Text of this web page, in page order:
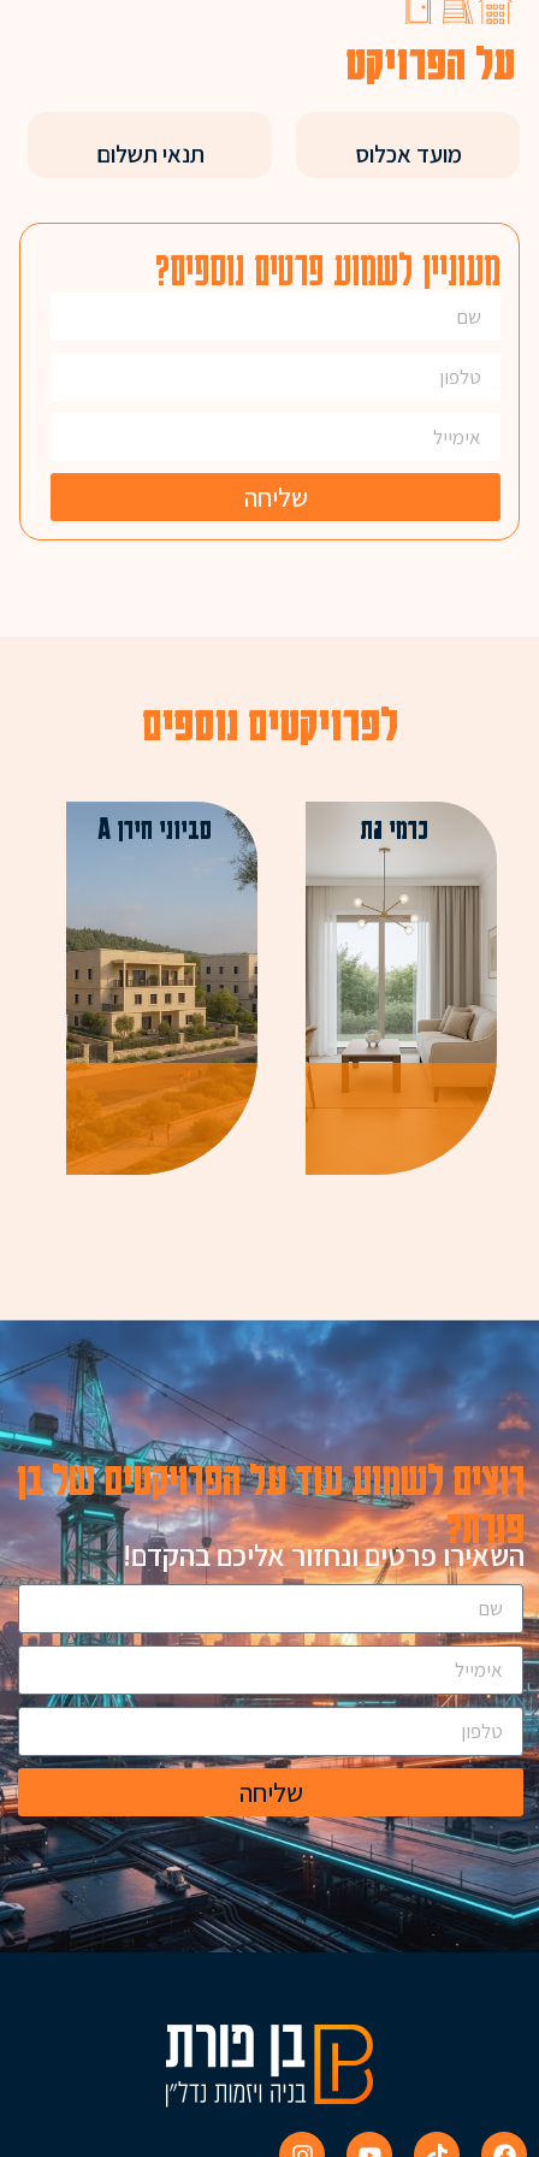
על הפרויקט
מועד אכלוס תנאי תשלום
מעוניין לשמוע פרטים נוספים?
שליחה
לפרויקטים נוספים
כרמי גת סביוני חירן A
רוצים לשמוע עוד על הפרויקטים של בן
פורת?
השאירו פרטים ונחזור אליכם בהקדם!
שליחה